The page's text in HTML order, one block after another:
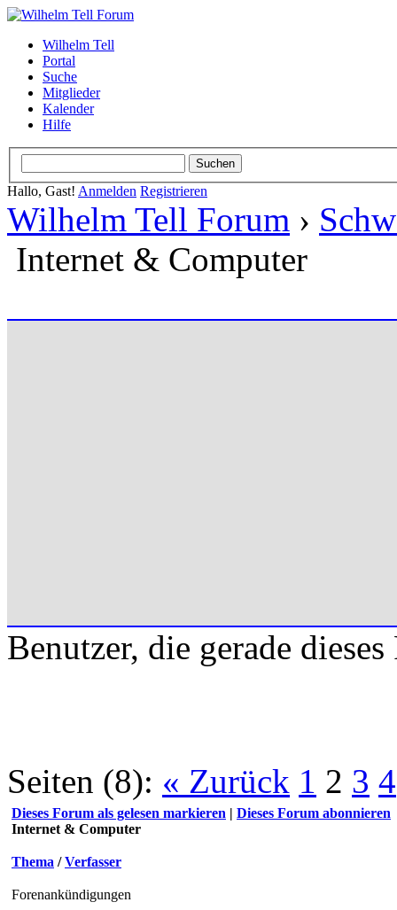
Wilhelm Tell
Portal
Suche
Mitglieder
Kalender
Hilfe
Hallo, Gast! Anmelden Registrieren
Wilhelm Tell Forum ›
Internet & Computer
Benutzer, die gerade
Seiten (8): « Zurück 1 2 3 4
Dieses Forum als gelesen markieren | Dieses Forum abonnieren
Internet & Computer
Thema /Verfasser
Forenankündigungen